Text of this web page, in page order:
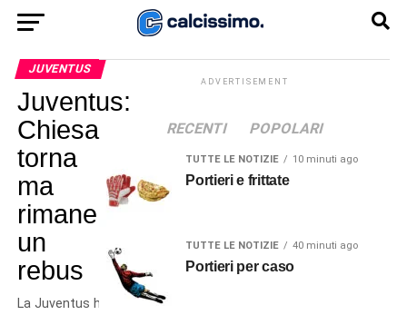
JUVENTUS
Juventus:
Chiesa
torna
ma
rimane
un
rebus
La Juventus ha
ADVERTISEMENT
RECENTI POPOLARI
TUTTE LE NOTIZIE 10 minuti ago
Portieri e frittate
TUTTE LE NOTIZIE 40 minuti ago
Portieri per caso